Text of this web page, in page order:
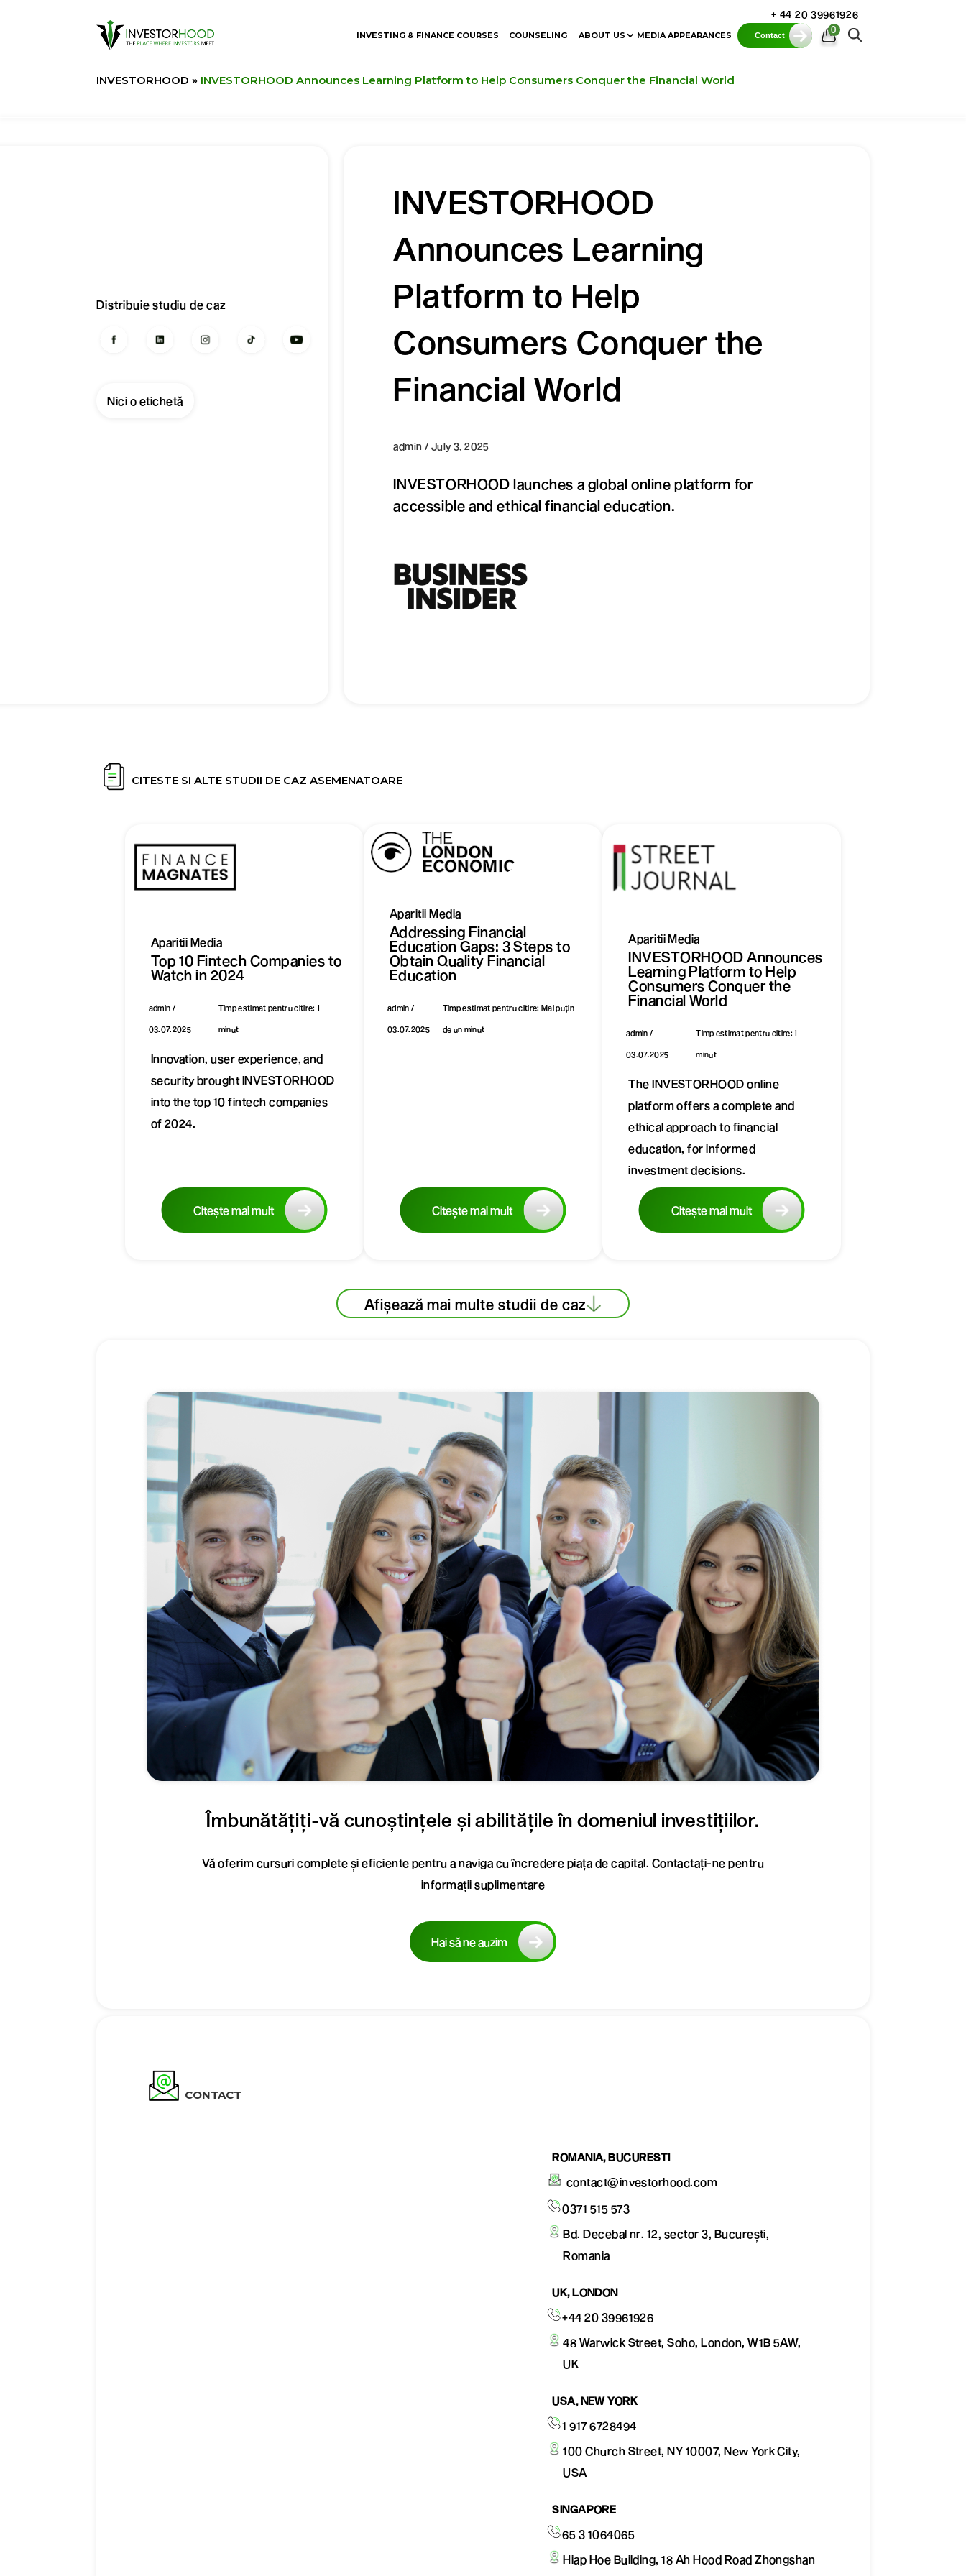
+ 44 20 39961926
INVESTING & FINANCE COURSES COUNSELING ABOUT US MEDIA APPEARANCES Contact
0
INVESTORHOOD » INVESTORHOOD Announces Learning Platform to Help Consumers Conquer the Financial World
Distribuie studiu de caz
Nici o etichetă
INVESTORHOOD
Announces Learning
Platform to Help
Consumers Conquer the
Financial World
admin / July 3, 2025
INVESTORHOOD launches a global online platform for
accessible and ethical financial education.
CITESTE SI ALTE STUDII DE CAZ ASEMENATOARE
Aparitii Media
Top 10 Fintech Companies to
Watch in 2024
admin /
03.07.2025
Timp estimat pentru citire: 1
minut
Innovation, user experience, and
security brought INVESTORHOOD
into the top 10 fintech companies
of 2024.
Citește mai mult
Aparitii Media
Addressing Financial
Education Gaps: 3 Steps to
Obtain Quality Financial
Education
admin /
03.07.2025
Timp estimat pentru citire: Mai puțin
de un minut
Citește mai mult
Aparitii Media
INVESTORHOOD Announces
Learning Platform to Help
Consumers Conquer the
Financial World
admin /
03.07.2025
Timp estimat pentru citire: 1
minut
The INVESTORHOOD online
platform offers a complete and
ethical approach to financial
education, for informed
investment decisions.
Citește mai mult
Afișează mai multe studii de caz
Îmbunătățiți-vă cunoștințele și abilitățile în domeniul investițiilor.
Vă oferim cursuri complete și eficiente pentru a naviga cu încredere piața de capital. Contactați-ne pentru
informații suplimentare
Hai să ne auzim
CONTACT
ROMANIA, BUCURESTI
contact@investorhood.com
0371 515 573
Bd. Decebal nr. 12, sector 3, București,
Romania
UK, LONDON
+44 20 39961926
48 Warwick Street, Soho, London, W1B 5AW,
UK
USA, NEW YORK
1 917 6728494
100 Church Street, NY 10007, New York City,
USA
SINGAPORE
65 3 1064065
Hiap Hoe Building, 18 Ah Hood Road Zhongshan